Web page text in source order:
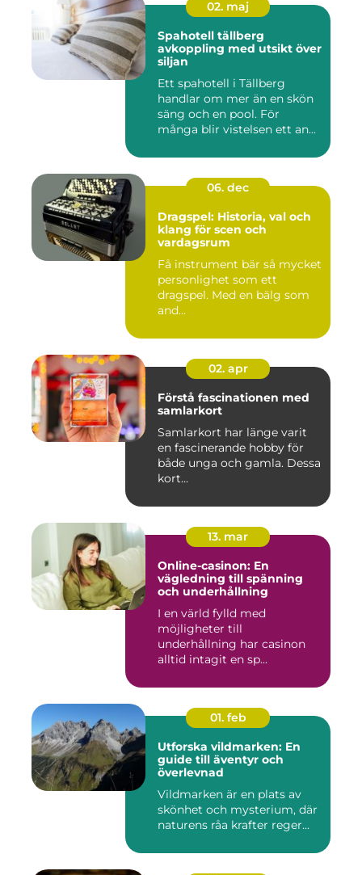
02. maj
Spahotell tällberg
avkoppling med utsikt över
siljan
Ett spahotell i Tällberg
handlar om mer än en skön
säng och en pool. För
många blir vistelsen ett an...
06. dec
Dragspel: Historia, val och
klang för scen och
vardagsrum
Få instrument bär så mycket
personlighet som ett
dragspel. Med en bälg som
and...
02. apr
Förstå fascinationen med
samlarkort
Samlarkort har länge varit
en fascinerande hobby för
både unga och gamla. Dessa
kort...
13. mar
Online-casinon: En
vägledning till spänning
och underhållning
I en värld fylld med
möjligheter till
underhållning har casinon
alltid intagit en sp...
01. feb
Utforska vildmarken: En
guide till äventyr och
överlevnad
Vildmarken är en plats av
skönhet och mysterium, där
naturens råa krafter reger...